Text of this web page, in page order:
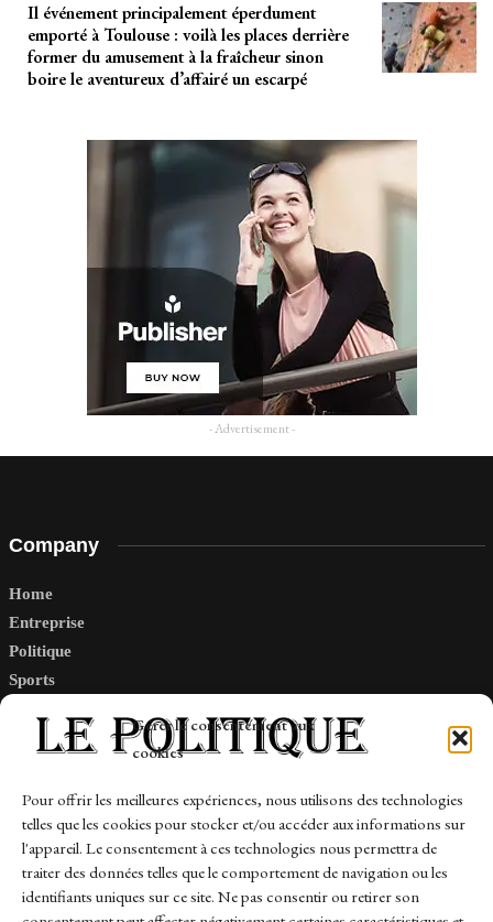
Gérer le consentement aux
cookies
Pour offrir les meilleures expériences, nous utilisons des technologies
telles que les cookies pour stocker et/ou accéder aux informations sur
l'appareil. Le consentement à ces technologies nous permettra de
traiter des données telles que le comportement de navigation ou les
identifiants uniques sur ce site. Ne pas consentir ou retirer son
Il événement principalement éperdument
emporté à Toulouse : voilà les places derrière
former du amusement à la fraîcheur sinon
boire le aventureux d’affairé un escarpé
- Advertisement -
Company
Home
Entreprise
Politique
Sports
Links
Contact